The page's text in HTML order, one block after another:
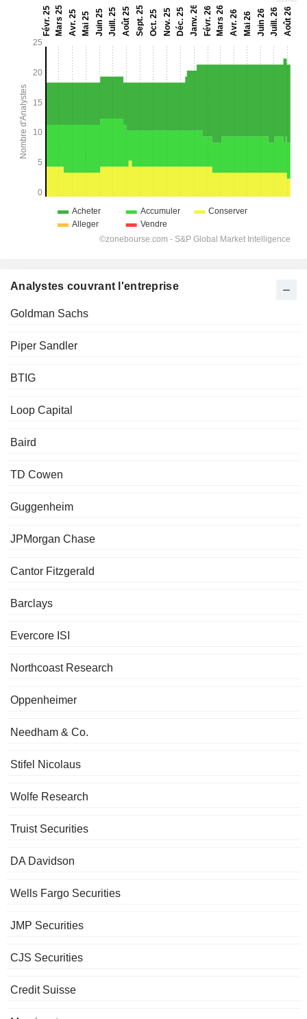
Analystes couvrant l'entreprise
Goldman Sachs
Piper Sandler
BTIG
Loop Capital
Baird
TD Cowen
Guggenheim
JPMorgan Chase
Cantor Fitzgerald
Barclays
Evercore ISI
Northcoast Research
Oppenheimer
Needham & Co.
Stifel Nicolaus
Wolfe Research
Truist Securities
DA Davidson
Wells Fargo Securities
JMP Securities
CJS Securities
Credit Suisse